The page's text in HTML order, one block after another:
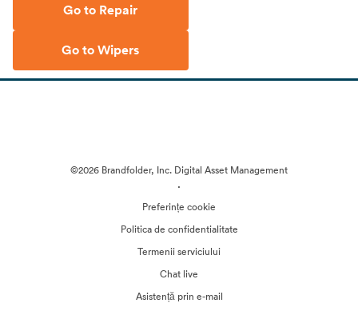
Go to Repair
Go to Wipers
©2026 Brandfolder, Inc. Digital Asset Management
·
Preferințe cookie
Politica de confidentialitate
Termenii serviciului
Chat live
Asistență prin e-mail